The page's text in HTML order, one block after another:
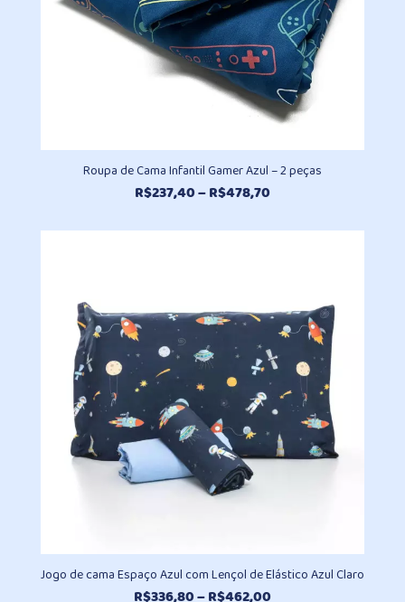
Roupa de Cama Infantil Gamer Azul – 2 peças
R$237,40–R$478,70Faixa
preço:
Jogo de cama Espaço Azul com Lençol de Elástico Azul Claro
R$336,80–R$462,00Faixa